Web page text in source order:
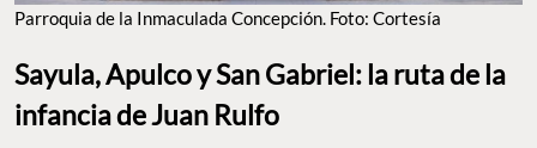
Parroquia de la Inmaculada Concepción. Foto: Cortesía
Sayula, Apulco y San Gabriel: la ruta de la
infancia de Juan Rulfo